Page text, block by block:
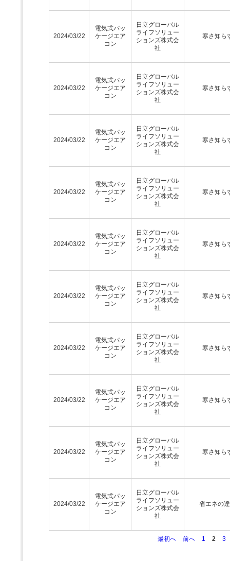
2024/03/22
電気式パッ
ケージエア
コン
日立グローバル
ライフソリュー
ションズ株式会
社
寒さ知ら
2024/03/22
電気式パッ
ケージエア
コン
日立グローバル
ライフソリュー
ションズ株式会
社
寒さ知ら
2024/03/22
電気式パッ
ケージエア
コン
日立グローバル
ライフソリュー
ションズ株式会
社
寒さ知ら
2024/03/22
電気式パッ
ケージエア
コン
日立グローバル
ライフソリュー
ションズ株式会
社
寒さ知ら
2024/03/22
電気式パッ
ケージエア
コン
日立グローバル
ライフソリュー
ションズ株式会
社
寒さ知ら
2024/03/22
電気式パッ
ケージエア
コン
日立グローバル
ライフソリュー
ションズ株式会
社
寒さ知ら
2024/03/22
電気式パッ
ケージエア
コン
日立グローバル
ライフソリュー
ションズ株式会
社
寒さ知ら
2024/03/22
電気式パッ
ケージエア
コン
日立グローバル
ライフソリュー
ションズ株式会
社
寒さ知ら
2024/03/22
電気式パッ
ケージエア
コン
日立グローバル
ライフソリュー
ションズ株式会
社
寒さ知ら
2024/03/22
電気式パッ
ケージエア
コン
日立グローバル
ライフソリュー
ションズ株式会
社
省エネの
最初へ 前へ 1 2 3